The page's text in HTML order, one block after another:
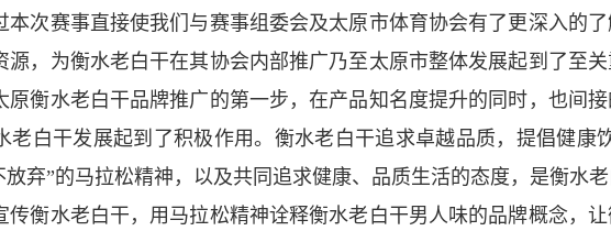
本次赛事直接使我们与赛事组委会及太原市体育协会有了更深入的
源，为衡水老白干在其协会内部推广乃至太原市整体发展起到了至
原衡水老白干品牌推广的第一步，在产品知名度提升的同时，也间
老白干发展起到了积极作用。衡水老白干追求卓越品质，提倡健康
放弃”的马拉松精神，以及共同追求健康、品质生活的态度，是衡水
传衡水老白干，用马拉松精神诠释衡水老白干男人味的品牌概念，